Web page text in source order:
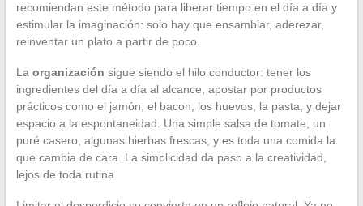
recomiendan este método para liberar tiempo en el día a día y
estimular la imaginación: solo hay que ensamblar, aderezar,
reinventar un plato a partir de poco.
La organización sigue siendo el hilo conductor: tener los
ingredientes del día a día al alcance, apostar por productos
prácticos como el jamón, el bacon, los huevos, la pasta, y dejar
espacio a la espontaneidad. Una simple salsa de tomate, un
puré casero, algunas hierbas frescas, y es toda una comida la
que cambia de cara. La simplicidad da paso a la creatividad,
lejos de toda rutina.